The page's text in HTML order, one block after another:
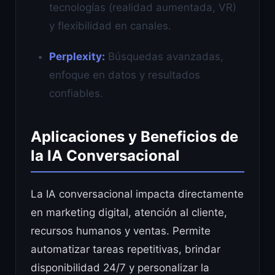
tecnologías (realidad aumentada, VR)
y flexibilidad en canales.
Perplexity: Búsquedas avanzadas,
enfoque en datos y resultados
confiables.
Aplicaciones y Beneficios de
la IA Conversacional
La IA conversacional impacta directamente
en marketing digital, atención al cliente,
recursos humanos y ventas. Permite
automatizar tareas repetitivas, brindar
disponibilidad 24/7 y personalizar la